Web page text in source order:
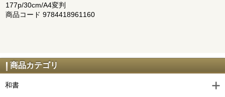
177p/30cm/A4変判
商品コード 9784418961160
商品カテゴリ
和書